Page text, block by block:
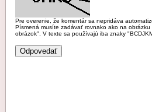
Pre overenie, že komentár sa nepridáva
Písmená musíte zadávať rovnako ako na
obrázok". V texte sa používajú iba znaky